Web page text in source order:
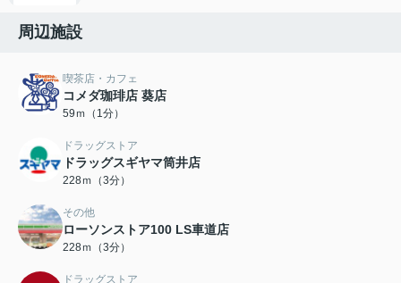
周辺施設
喫茶店・カフェ
コメダ珈琲店 葵店
59ｍ（1分）
ドラッグストア
ドラッグスギヤマ筒井店
228ｍ（3分）
その他
ローソンストア100 LS車道店
228ｍ（3分）
ドラッグストア